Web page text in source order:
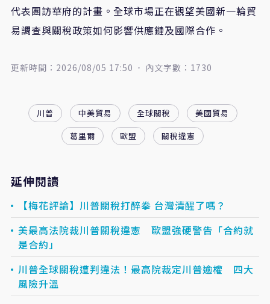
代表團訪華府的計畫。全球市場正在觀望美國新一輪貿
易調查與關稅政策如何影響供應鏈及國際合作。
更新時間：2026/08/05 17:50 內文字數：1730
川普 中美貿易 全球關稅
美國貿易
葛里爾
歐盟 關稅違憲
延伸閱讀
【梅花評論】川普關稅打醉拳 台灣清醒了嗎？
美最高法院裁川普關稅違憲 歐盟強硬警告「合約就
是合約」
川普全球關稅遭判違法！最高院裁定川普逾權 四大
風險升溫